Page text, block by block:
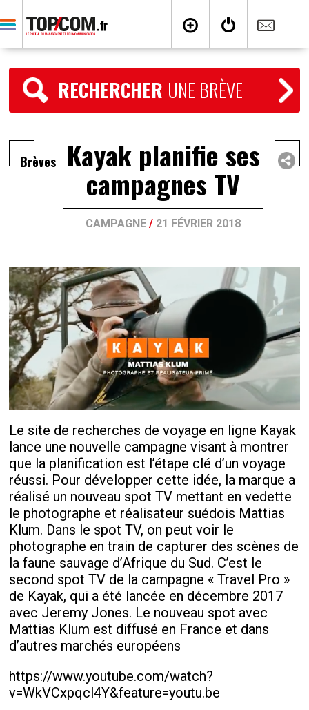
RECHERCHER UNE BRÈVE
Brèves Kayak planifie ses
campagnes TV
CAMPAGNE / 21 FÉVRIER 2018
Le site de recherches de voyage en ligne Kayak
lance une nouvelle campagne visant à montrer
que la planification est l’étape clé d’un voyage
réussi. Pour développer cette idée, la marque a
réalisé un nouveau spot TV mettant en vedette
le photographe et réalisateur suédois Mattias
Klum. Dans le spot TV, on peut voir le
photographe en train de capturer des scènes de
la faune sauvage d’Afrique du Sud. C’est le
second spot TV de la campagne « Travel Pro »
de Kayak, qui a été lancée en décembre 2017
avec Jeremy Jones. Le nouveau spot avec
Mattias Klum est diffusé en France et dans
d’autres marchés européens
https://www.youtube.com/watch?
v=WkVCxpqcl4Y&feature=youtu.be